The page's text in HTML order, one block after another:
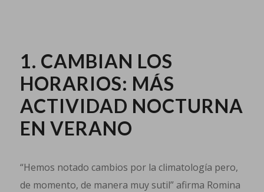
1. CAMBIAN LOS
HORARIOS: MÁS
ACTIVIDAD NOCTURNA
EN VERANO
“Hemos notado cambios por la climatología pero,
de momento, de manera muy sutil” afirma Romina